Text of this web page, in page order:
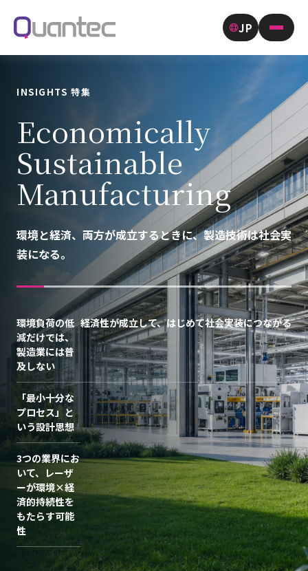
JP
INSIGHTS 特集
Economically
Sustainable
Manufacturing
環境と経済、両方が成立するときに、製造技術は社会実
装になる。
環境負荷の低
減だけでは、
製造業には普
及しない
「最小十分な
プロセス」と
いう設計思想
3つの業界にお
いて、レーザ
ーが環境×経
済的持続性を
もたらす可能
性
経済性が成立して、はじめて社会実装につながる